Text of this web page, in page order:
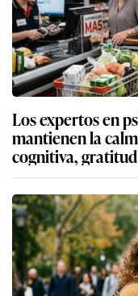
Los expertos en
mantienen la
cognitiva,